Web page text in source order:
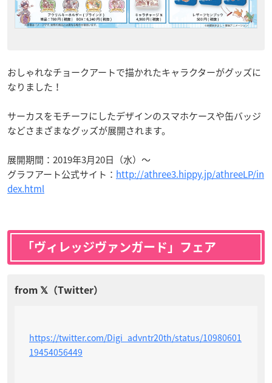
おしゃれなチョークアートで描かれたキャラクターがグッズに
なりました！
サーカスをモチーフにしたデザインのスマホケースや缶バッジ
などさまざまなグッズが展開されます。
展開期間：2019年3月20日（水）～
グラフアート公式サイト： http://athree3.hippy.jp/athreeLP/in
dex.html
「ヴィレッジヴァンガード」フェア
https://twitter.com/Digi_advntr20th/status/10980601
19454056449